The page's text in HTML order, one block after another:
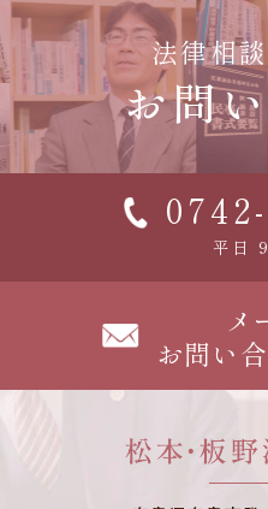
法律相
お問
平日
メ
お問い